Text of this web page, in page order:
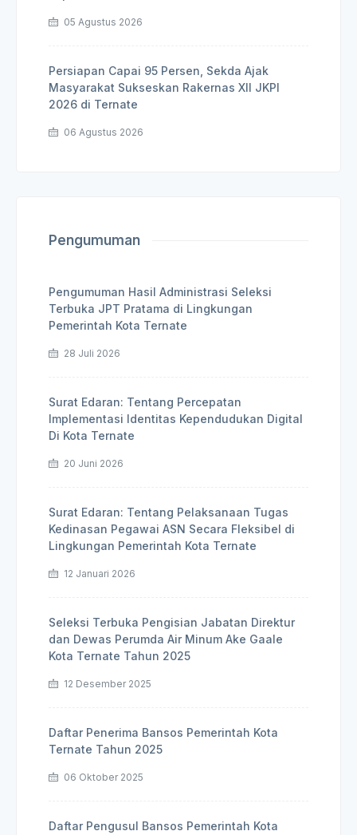
05 Agustus 2026
Persiapan Capai 95 Persen, Sekda Ajak
Masyarakat Sukseskan Rakernas XII JKPI
2026 di Ternate
06 Agustus 2026
Pengumuman
Pengumuman Hasil Administrasi Seleksi
Terbuka JPT Pratama di Lingkungan
Pemerintah Kota Ternate
28 Juli 2026
Surat Edaran: Tentang Percepatan
Implementasi Identitas Kependudukan Digital
Di Kota Ternate
20 Juni 2026
Surat Edaran: Tentang Pelaksanaan Tugas
Kedinasan Pegawai ASN Secara Fleksibel di
Lingkungan Pemerintah Kota Ternate
12 Januari 2026
Seleksi Terbuka Pengisian Jabatan Direktur
dan Dewas Perumda Air Minum Ake Gaale
Kota Ternate Tahun 2025
12 Desember 2025
Daftar Penerima Bansos Pemerintah Kota
Ternate Tahun 2025
06 Oktober 2025
Daftar Pengusul Bansos Pemerintah Kota